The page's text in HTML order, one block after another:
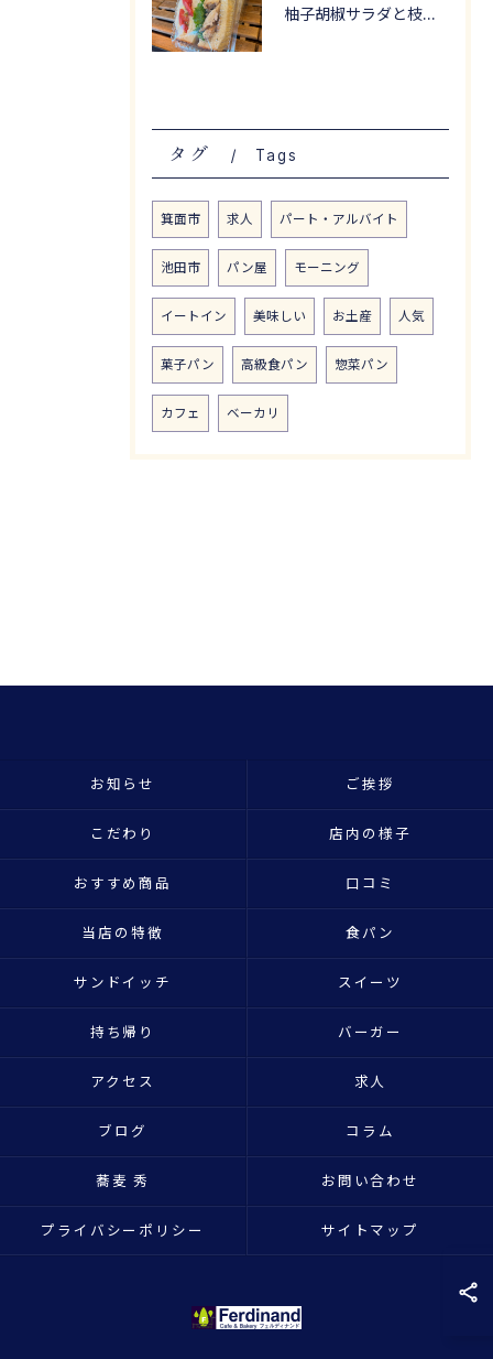
柚子胡椒サラダと枝豆サラダが入った
タグ Tags
箕面市 求人 パート・アルバイト
池田市 パン屋 モーニング
イートイン 美味しい お土産 人気
菓子パン 高級食パン 惣菜パン
カフェ ベーカリ
お知らせ ご挨拶
こだわり 店内の様子
おすすめ商品 口コミ
当店の特徴 食パン
サンドイッチ スイーツ
持ち帰り バーガー
アクセス 求人
ブログ コラム
蕎麦 秀 お問い合わせ
プライバシーポリシー サイトマップ